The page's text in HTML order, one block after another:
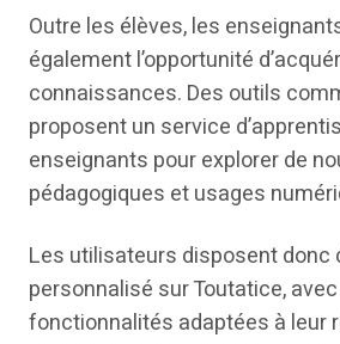
Outre les élèves, les
également l’opportunité
connaissances. Des outils
proposent un service
enseignants pour explorer de
pédagogiques et usages
Les utilisateurs disposent donc
personnalisé sur Toutatice,
fonctionnalités adaptées à leur